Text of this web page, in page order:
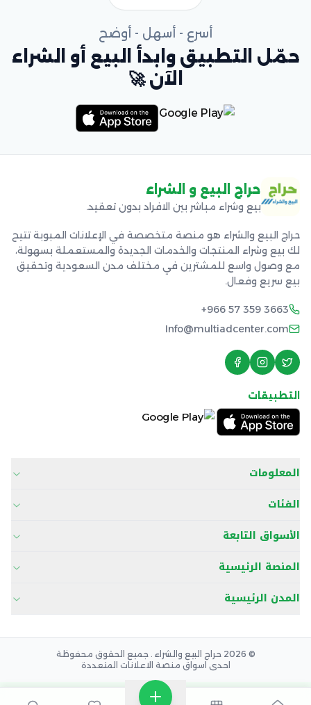
أسرع - أسهل - أوضح
حمّل التطبيق وابدأ البيع أو الشراء
الآن 🚀
حراج البيع و الشراء
بيع وشراء مباشر بين الافراد بدون تعقيد.
حراج البيع والشراء هو منصة متخصصة في الإعلانات المبوبة تتيح
لك بيع وشراء المنتجات والخدمات الجديدة والمستعملة بسهولة،
مع وصول واسع للمشترين في مختلف مدن السعودية وتحقيق
بيع سريع وفعال.
+966 57 359 3663
Info@multiadcenter.com
التطبيقات
المعلومات
الفئات
الأسواق التابعة
المنصة الرئيسية
المدن الرئيسية
© 2026 حراج البيع والشراء . جميع الحقوق محفوظة
احدى اسواق منصة الاعلانات المتعددة